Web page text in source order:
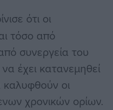
ότι οι
τόσο από
συνεργεία του
έχει κατανεμηθεί
οι
χρονικών ορίων.